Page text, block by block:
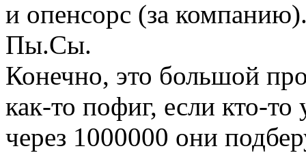
и опенсорс (за
Пы.Сы.
Конечно, это большой
как-то пофиг, если кто-
через 1000000 они